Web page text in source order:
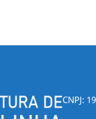
CNPJ: